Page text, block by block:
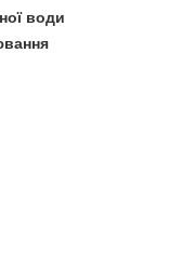
води